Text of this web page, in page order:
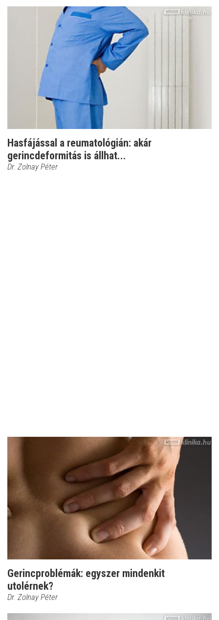
Hasfájással a reumatológián: akár
gerincdeformitás is állhat...
Dr. Zolnay Péter
Gerincproblémák: egyszer mindenkit
utolérnek?
Dr. Zolnay Péter